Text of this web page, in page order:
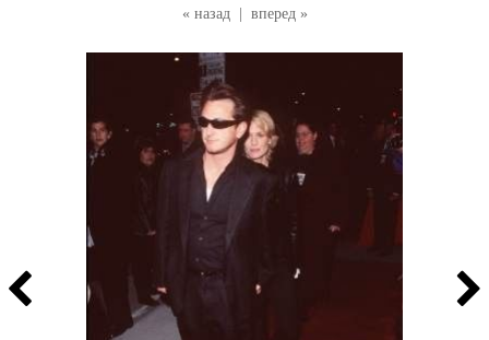
« назад вперед »